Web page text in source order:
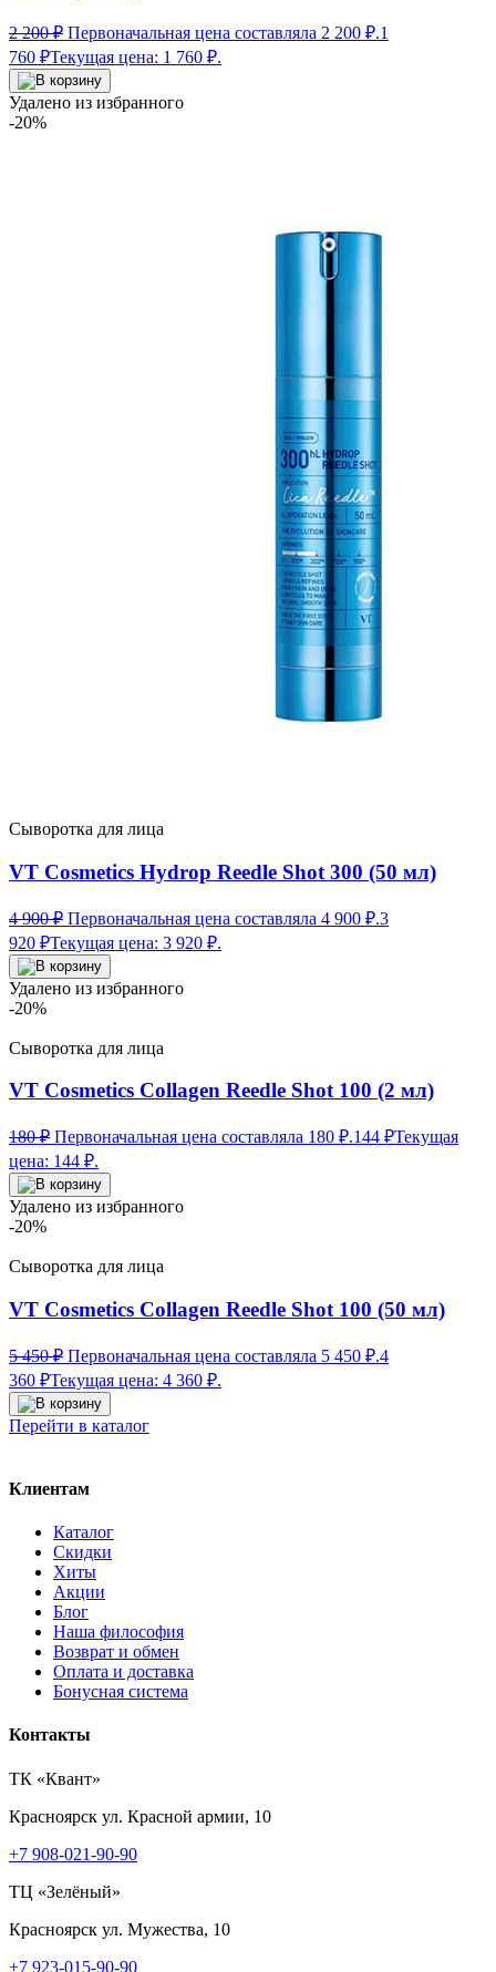
2 200₽ Первоначальная цена составляла 2 200 ₽.1
760 ₽Текущая цена: 1 760 ₽.
Удалено из избранного
-20%
Сыворотка для лица
VT Cosmetics Hydrop Reedle Shot 300 (50 мл)
4 900₽ Первоначальная цена составляла 4 900 ₽.3
920 ₽Текущая цена: 3 920 ₽.
Удалено из избранного
-20%
Сыворотка для лица
VT Cosmetics Collagen Reedle Shot 100 (2 мл)
180₽ Первоначальная цена составляла 180 ₽.144 ₽Текущая
цена: 144 ₽.
Удалено из избранного
-20%
Сыворотка для лица
VT Cosmetics Collagen Reedle Shot 100 (50 мл)
5 450₽ Первоначальная цена составляла 5 450 ₽.4
360 ₽Текущая цена: 4 360 ₽.
Перейти в каталог
Клиентам
Каталог
Скидки
Хиты
Акции
Блог
Наша философия
Возврат и обмен
Оплата и доставка
Бонусная система
Контакты
ТК «Квант»
Красноярск ул. Красной армии, 10
+7 908-021-90-90
ТЦ «Зелёный»
Красноярск ул. Мужества, 10
+7 923-015-90-90